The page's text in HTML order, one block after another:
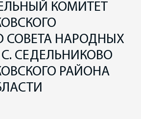
КОМИТЕТ
СОВЕТА НАРОДНЫХ
СЕДЕЛЬНИКОВО
РАЙОНА